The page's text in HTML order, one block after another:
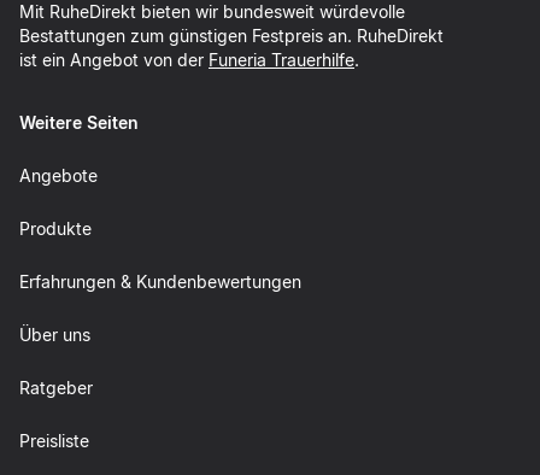
Mit RuheDirekt bieten wir bundesweit würdevolle
Bestattungen zum günstigen Festpreis an. RuheDirekt
ist ein Angebot von der Funeria Trauerhilfe.
Weitere Seiten
Angebote
Produkte
Erfahrungen & Kundenbewertungen
Über uns
Ratgeber
Preisliste